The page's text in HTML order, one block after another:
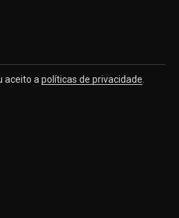
aceito apolíticas de privacidade